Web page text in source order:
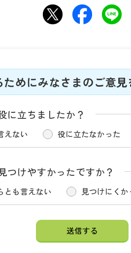
めにみなさまのご意
に立ちましたか？
えない 役に立たなかった
つけやすかったですか？
とも言えない 見つけにくか